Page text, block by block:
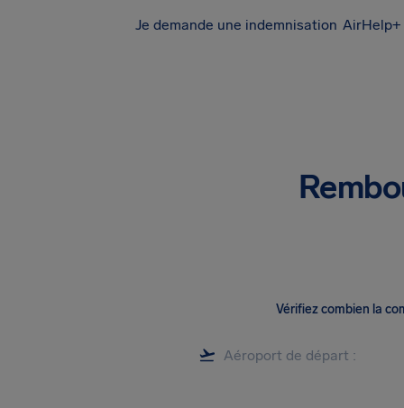
Je demande une indemnisation
Vérifiez combien la